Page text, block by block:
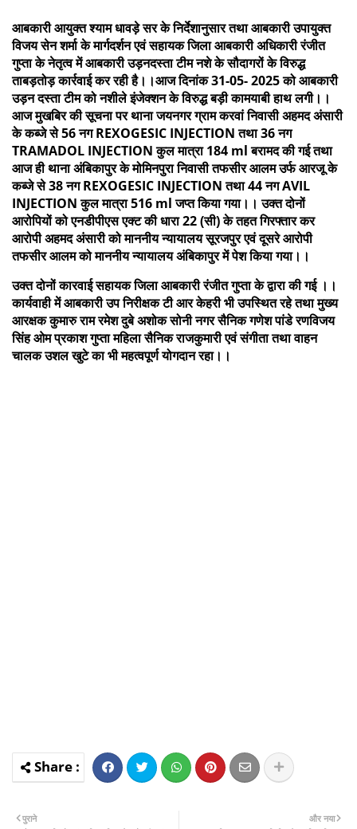
आबकारी आयुक्त श्याम धावड़े सर के निर्देशानुसार तथा आबकारी उपायुक्त
विजय सेन शर्मा के मार्गदर्शन एवं सहायक जिला आबकारी अधिकारी रंजीत
गुप्ता के नेतृत्व में आबकारी उड़नदस्ता टीम नशे के सौदागरों के विरुद्ध
ताबड़तोड़ कार्रवाई कर रही है।।आज दिनांक 31-05- 2025 को आबकारी
उड़न दस्ता टीम को नशीले इंजेक्शन के विरुद्ध बड़ी कामयाबी हाथ लगी।।
आज मुखबिर की सूचना पर थाना जयनगर ग्राम करवां निवासी अहमद अंसारी
के कब्जे से 56 नग REXOGESIC INJECTION तथा 36 नग
TRAMADOL INJECTION कुल मात्रा 184 ml बरामद की गई तथा
आज ही थाना अंबिकापुर के मोमिनपुरा निवासी तफसीर आलम उर्फ आरजू के
कब्जे से 38 नग REXOGESIC INJECTION तथा 44 नग AVIL
INJECTION कुल मात्रा 516 ml जप्त किया गया।। उक्त दोनों
आरोपियों को एनडीपीएस एक्ट की धारा 22 (सी) के तहत गिरफ्तार कर
आरोपी अहमद अंसारी को माननीय न्यायालय सूरजपुर एवं दूसरे आरोपी
तफसीर आलम को माननीय न्यायालय अंबिकापुर में पेश किया गया।।
उक्त दोनों कारवाई सहायक जिला आबकारी रंजीत गुप्ता के द्वारा की गई ।।
कार्यवाही में आबकारी उप निरीक्षक टी आर केहरी भी उपस्थित रहे तथा मुख्य
आरक्षक कुमारु राम रमेश दुबे अशोक सोनी नगर सैनिक गणेश पांडे रणविजय
सिंह ओम प्रकाश गुप्ता महिला सैनिक राजकुमारी एवं संगीता तथा वाहन
चालक उशल खुटे का भी महत्वपूर्ण योगदान रहा।।
और नया
पुराने